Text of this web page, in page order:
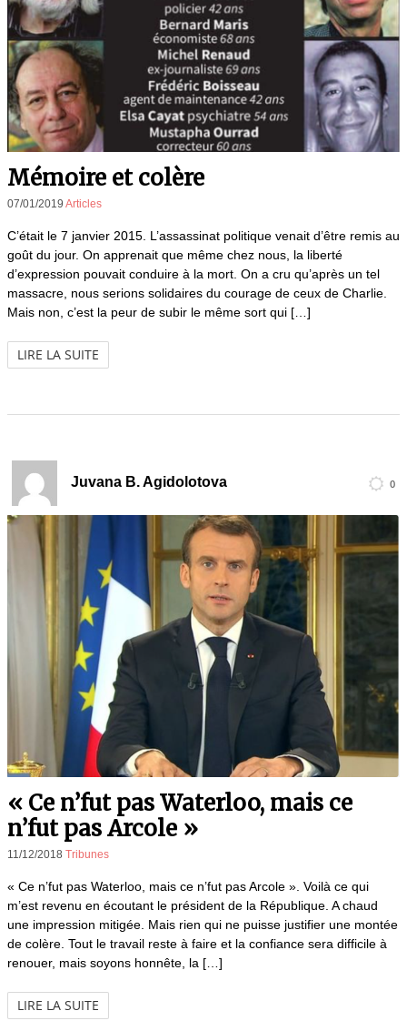
Mémoire et colère
07/01/2019 Articles
C’était le 7 janvier 2015. L’assassinat politique venait d’être remis au
goût du jour. On apprenait que même chez nous, la liberté
d’expression pouvait conduire à la mort. On a cru qu’après un tel
massacre, nous serions solidaires du courage de ceux de Charlie.
Mais non, c’est la peur de subir le même sort qui […]
LIRE LA SUITE
Juvana B. Agidolotova 0
« Ce n’fut pas Waterloo, mais ce
n’fut pas Arcole »
11/12/2018 Tribunes
« Ce n’fut pas Waterloo, mais ce n’fut pas Arcole ». Voilà ce qui
m’est revenu en écoutant le président de la République. A chaud
une impression mitigée. Mais rien qui ne puisse justifier une montée
de colère. Tout le travail reste à faire et la confiance sera difficile à
renouer, mais soyons honnête, la […]
LIRE LA SUITE